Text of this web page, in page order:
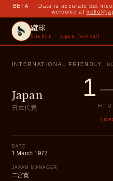
BETA — Data is accurate but
welcome at
蹴球
Shukyu · Japan Football
INTERNATIONAL FRIENDLY
Japan
日本代表
1
HT 0
DATE
1 March 1977
JAPAN MANAGER
二宮寛